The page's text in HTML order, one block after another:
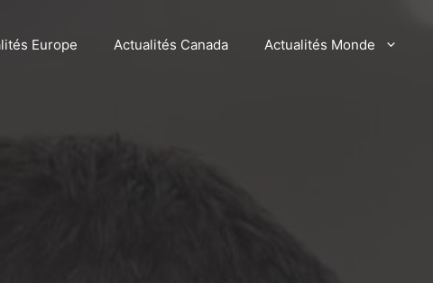
Europe Actualités Canada Actualités Monde